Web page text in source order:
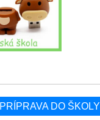
PRÍPRAVA DO ŠKOLY